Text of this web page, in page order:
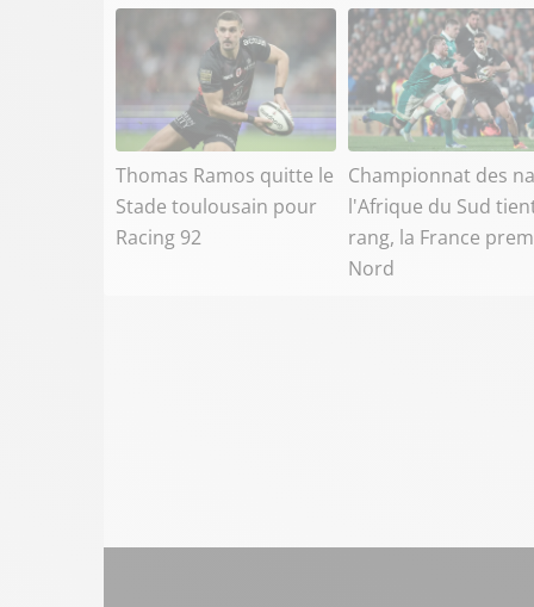
Thomas Ramos quitte le
Stade toulousain pour
Racing 92
Championnat des
l'Afrique du Sud
rang, la France
Nord